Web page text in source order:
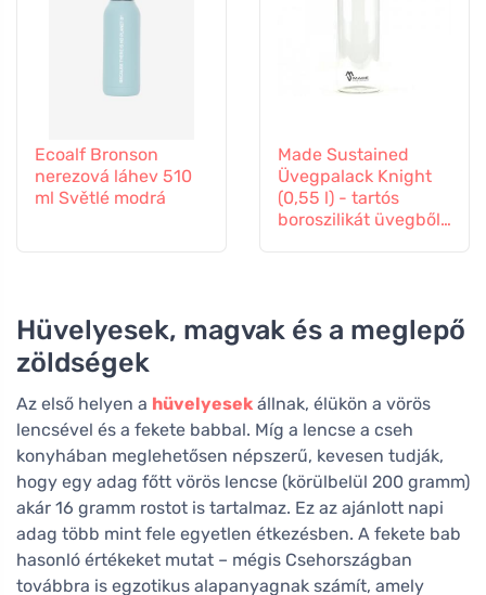
Ecoalf Bronson
nerezová láhev 510
ml Světlé modrá
Made Sustained
Üvegpalack Knight
(0,55 l) - tartós
boroszilikát üvegből
Hüvelyesek, magvak és a meglepő
zöldségek
Az első helyen a hüvelyesek állnak, élükön a vörös
lencsével és a fekete babbal. Míg a lencse a cseh
konyhában meglehetősen népszerű, kevesen tudják,
hogy egy adag főtt vörös lencse (körülbelül 200 gramm)
akár 16 gramm rostot is tartalmaz. Ez az ajánlott napi
adag több mint fele egyetlen étkezésben. A fekete bab
hasonló értékeket mutat – mégis Csehországban
továbbra is egzotikus alapanyagnak számít, amely